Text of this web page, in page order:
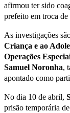
afirmou ter sido
prefeito em troca de
As investigações
Criança e ao
Operações
Samuel Noronha,
apontado como
No dia 10 de abril,
prisão temporária